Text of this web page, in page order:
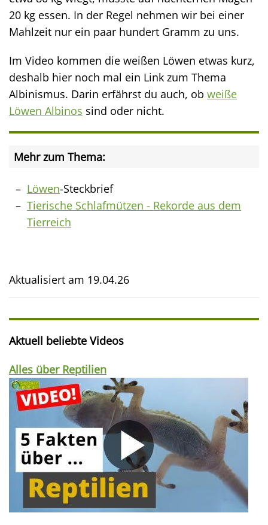
20 kg essen. In der Regel nehmen wir bei einer
Mahlzeit nur ein paar hundert Gramm zu uns.
Im Video kommen die weißen Löwen etwas kurz,
deshalb hier noch mal ein Link zum Thema
Albinismus. Darin erfährst du auch, ob weiße
Löwen Albinos sind oder nicht.
Mehr zum Thema:
Löwen-Steckbrief
Tierische Schlafmützen - Rekorde aus dem
Tierreich
Aktualisiert am 19.04.26
Aktuell beliebte Videos
Alles über Reptilien